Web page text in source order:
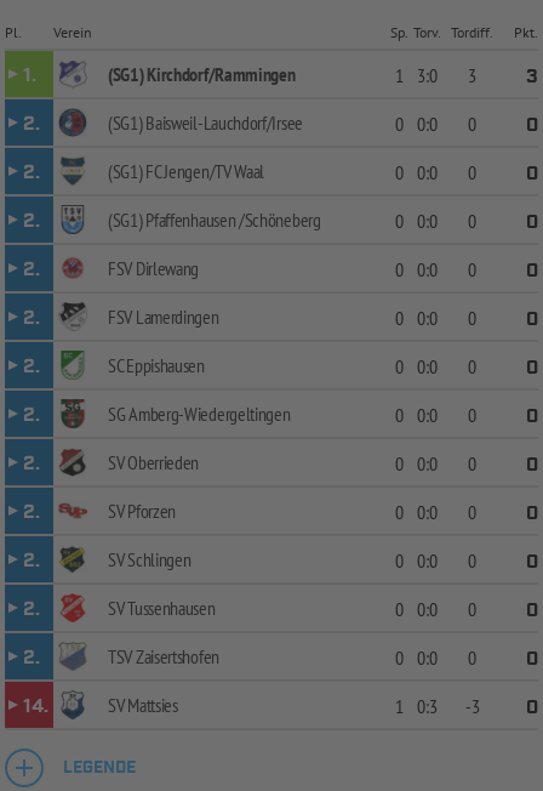
Pl. Verein Sp. Torv. Tordiff. Pkt.
1. (SG1) Kirchdorf/Rammingen 1 3:0 3
3
2.
(SG1) Baisweil-Lauchdorf/Irsee 0 0:0 0
0
2.
(SG1) FC Jengen/TV Waal 0 0:0 0
0
2.
(SG1) Pfaffenhausen /Schöneberg 0 0:0 0
0
2.
FSV Dirlewang 0 0:0 0
0
2.
FSV Lamerdingen 0 0:0 0
0
2.
SC Eppishausen 0 0:0 0
0
2.
SG Amberg-Wiedergeltingen 0 0:0 0
0
2.
SV Oberrieden 0 0:0 0
0
2.
SV Pforzen 0 0:0 0
0
2.
SV Schlingen 0 0:0 0
0
2.
SV Tussenhausen 0 0:0 0
0
2.
TSV Zaisertshofen 0 0:0 0
0
14.
SV Mattsies 1 0:3 -3 0
LEGENDE